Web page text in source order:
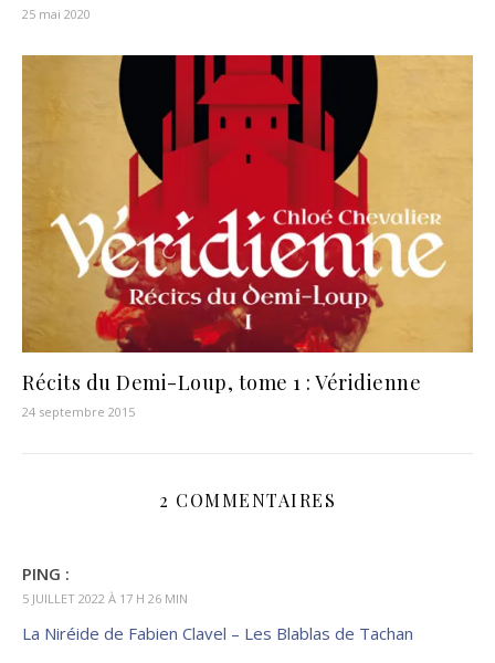
25 mai 2020
Récits du Demi-Loup, tome 1 : Véridienne
24 septembre 2015
2 COMMENTAIRES
PING :
5 JUILLET 2022 À 17 H 26 MIN
La Niréide de Fabien Clavel – Les Blablas de Tachan